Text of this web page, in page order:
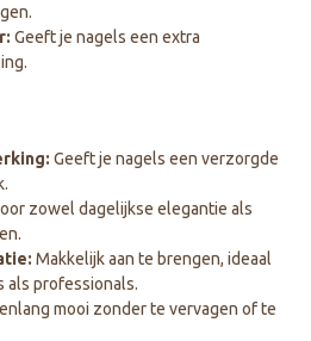
Geeft je nagels een extra
Geeft je nagels een verzorgde
zowel dagelijkse elegantie als
Makkelijk aan te brengen, ideaal
als professionals.
mooi zonder te vervagen of te